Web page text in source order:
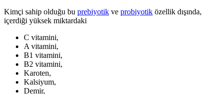
Kimçi sahip olduğu bu prebiyotik ve probiyotik özellik dışında,
içerdiği yüksek miktardaki
C vitamini,
A vitamini,
B1 vitamini,
B2 vitamini,
Karoten,
Kalsiyum,
Demir,